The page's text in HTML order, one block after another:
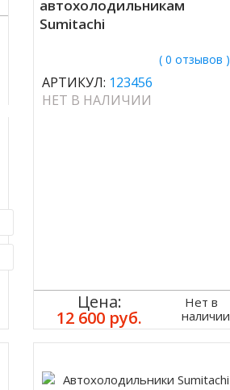
автохолодильникам
Sumitachi
( 0 отзывов )
АРТИКУЛ: 123456
НЕТ В НАЛИЧИИ
Цена:
12 600 руб.
Нет в
наличии